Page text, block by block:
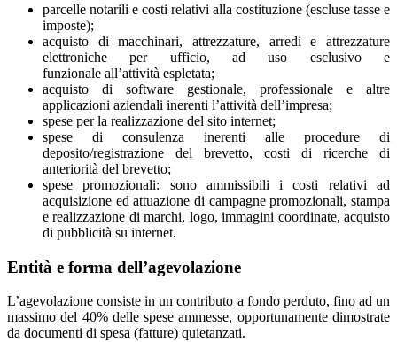
parcelle notarili e costi relativi alla costituzione (escluse tasse e
imposte);
acquisto di macchinari, attrezzature, arredi e attrezzature
elettroniche per ufficio, ad uso esclusivo e
funzionale all’attività espletata;
acquisto di software gestionale, professionale e altre
applicazioni aziendali inerenti l’attività dell’impresa;
spese per la realizzazione del sito internet;
spese di consulenza inerenti alle procedure di
deposito/registrazione del brevetto, costi di ricerche di
anteriorità del brevetto;
spese promozionali: sono ammissibili i costi relativi ad
acquisizione ed attuazione di campagne promozionali, stampa
e realizzazione di marchi, logo, immagini coordinate, acquisto
di pubblicità su internet.
Entità e forma dell’agevolazione
L’agevolazione consiste in un contributo a fondo perduto, fino ad un
massimo del 40% delle spese ammesse, opportunamente dimostrate
da documenti di spesa (fatture) quietanzati.